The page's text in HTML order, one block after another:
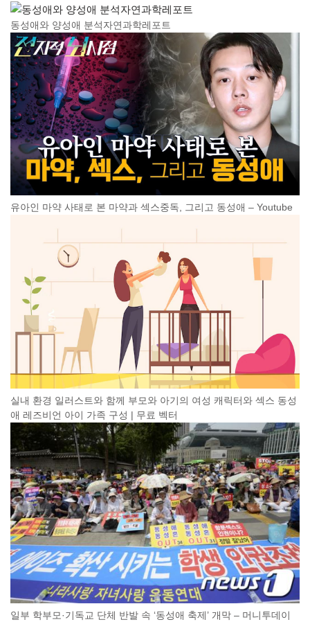
동성애와 양성애 분석자연과학레포트
유아인 마약 사태로 본 마약과 섹스중독, 그리고 동성애 – Youtube
실내 환경 일러스트와 함께 부모와 아기의 여성 캐릭터와 섹스 동성
애 레즈비언 아이 가족 구성 | 무료 벡터
일부 학부모·기독교 단체 반발 속 ‘동성애 축제’ 개막 – 머니투데이